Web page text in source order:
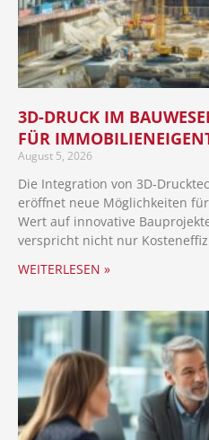
3D-DRUCK IM
FÜR
August 5, 2026
Die Integration von 3D-
eröffnet neue Möglichkeiten
Wert auf innovative
verspricht nicht nur
WEITERLESEN »